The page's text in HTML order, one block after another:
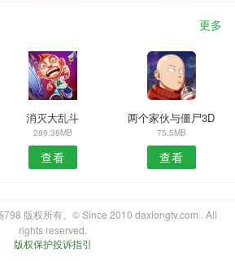
更多
消灭大乱斗
289.38MB
查看
两个家伙与僵尸3D
75.5MB
查看
版权所有。© Since 2010 daxiongtv.com . All
rights reserved.
版权保护投诉指引